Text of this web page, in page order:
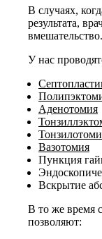
В случаях,
результата,
вмешательство.
У нас
Аденотомия
Вазотомия
Пункция
Вскрытие
В то же время
позволяют: